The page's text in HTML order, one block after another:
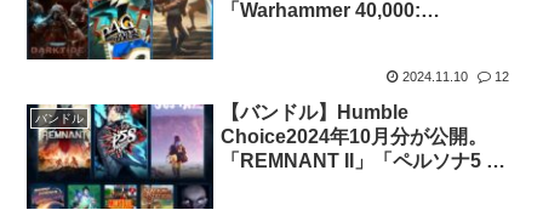
「Warhammer 40,000:
2024.11.10 12
バンドル
【バンドル】Humble
Choice2024年10月分が公開。
「REMNANT II」「ペルソナ5 ス